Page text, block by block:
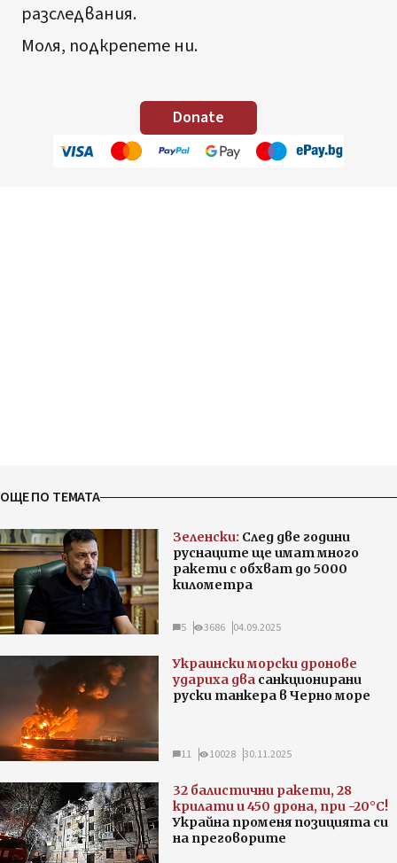
разследвания.
Моля, подкрепете ни.
Donate
ОЩЕ ПО ТЕМАТА
Зеленски: След две години
руснаците ще имат много
ракети с обхват до 5000
километра
5 3686 04.09.2025
Украински морски дронове
удариха два санкционирани
руски танкера в Черно море
11 10028 30.11.2025
32 балистични ракети, 28
крилати и 450 дрона, при -20°C!
Украйна променя позицията си
на преговорите